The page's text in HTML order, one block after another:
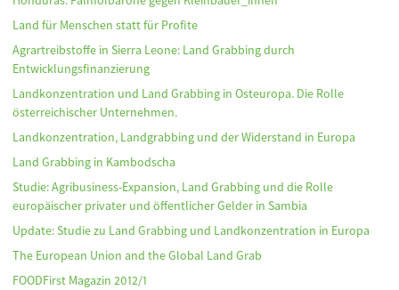
Land für Menschen statt für Profite
Agrartreibstoffe in Sierra Leone: Land Grabbing durch
Entwicklungsfinanzierung
Landkonzentration und Land Grabbing in Osteuropa. Die Rolle
österreichischer Unternehmen.
Landkonzentration, Landgrabbing und der Widerstand in Europa
Land Grabbing in Kambodscha
Studie: Agribusiness-Expansion, Land Grabbing und die Rolle
europäischer privater und öffentlicher Gelder in Sambia
Update: Studie zu Land Grabbing und Landkonzentration in Europa
The European Union and the Global Land Grab
FOODFirst Magazin 2012/1